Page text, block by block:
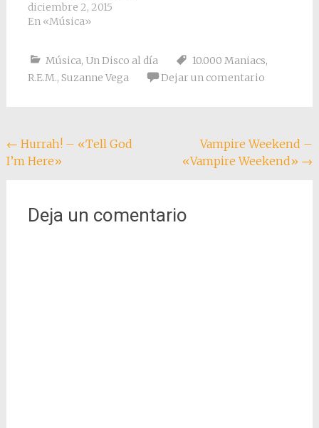
top-less?, ¿ a quién
demonios se le ha
sobre los Pixies como
la nueva sensación del
diciembre 2, 2015
En «Música»
Música, Un Disco al día 10.000 Maniacs,
R.E.M., Suzanne Vega Dejar un comentario
Navegación
de
← Hurrah! – «Tell God
I’m Here»
Vampire Weekend –
«Vampire Weekend» →
Deja un comentario